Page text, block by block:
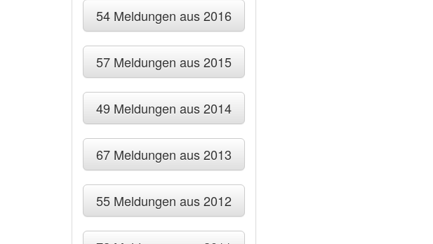
54 Meldungen aus 2016
57 Meldungen aus 2015
49 Meldungen aus 2014
67 Meldungen aus 2013
55 Meldungen aus 2012